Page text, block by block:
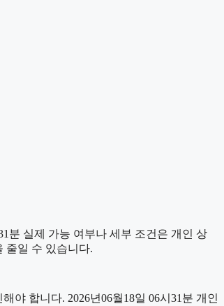
분 실제 가능 여부나 세부 조건은 개인 상
줄일 수 있습니다.
야 합니다. 2026년06월18일 06시31분 개인